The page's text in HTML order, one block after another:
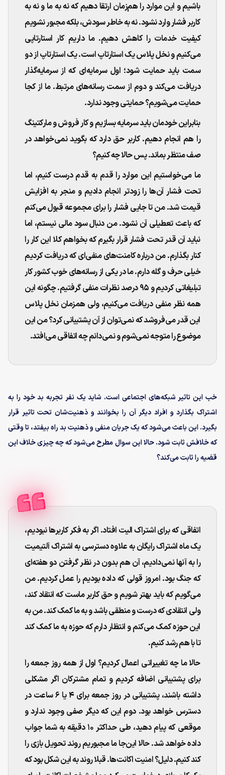
باشیم و این موارد را هم‌زمان ارتقا دهیم که نه به ما و نه به
کاربر فشار وارد نشود. نه به خاطر سودش، بلکه مجبور نشویم
کیفیت خدمات را کاهش دهیم. ما داریم کار استارتاپی
می‌کنیم و نخل پلاس یک استارتاپ است. یک استارتاپ از دو
سمت باید حمایت شود؛ اول سرمایه‌ای که از سرمایه‌گذار
دریافت می‌کند و دوم از سمت رسانه‌های مرتبط. ما از کجا
حمایت می‌شویم؟ حمایتی وجود ندارد.
بنابراین خودمان باید سرمایه بسازیم و کار فروش و مارکتینگ
را هم انجام دهیم. کاربر حق دارد که بگوید نمی‌خواهد در
صف منتظر بماند. پس حالا چه کنیم؟
ما می‌خواستیم این موارد را قدم به قدم درست کنیم، اما
تحت فشار آن‌ها را زودتر انجام دادیم و منجر به افزایش
قیمت شد. من تا جایی فشار را برای مجموعه قبول می‌کنم
که باعث تعطیلی آن نشود. من دنبال سود مالی نیستم، اما
نباید آن قدر تحت فشار قرار بگیرم که بخواهم کلا این کار را
کنار بگذارم. من درباره کامنت‌های منفی‌ای که دریافت کردیم
خیلی حرف و گله دارم. ما در یکی از رسانه‌های خوب کشور کار
تبلیغاتی کردیم و ۹۵ درصد نظرات منفی گرفتیم. چگونه این
همه نظر منفی دریافت می‌کنیم، ولی همزمان نخل پلاس
این قدر می‌فروشد که نمی‌توان از آن پشتیبانی کرد؟ من این
موضوع را متوجه نمی‌شوم و نمی‌دانم چه اتفاقی می‌افتد.
خب این تاثیر شبکه‌های اجتماعی است. شاید یک نفر تجربه بد خود را به
اشتراک بگذارد و افراد دیگر آن را بخوانند و ذهنیت‌شان تحت تاثیر قرار
بگیرد. این باعث می‌شود که یک جریان منفی و ذهنیت بد راه بیفتد، تا وقتی
که خلافش ثابت شود. حالا این سوال مطرح می‌شود که چه چیزی خلاف این
قضیه را ثابت می‌کند؟
اتفاقی که برای اشتراک الیت افتاد. اگر به فکر کاربرها نبودیم،
یک ماه اشتراک رایگان به علاوه دسترسی به اشتراک آلتیمیت
را به آنها نمی‌دادیم، آن هم بدون در نظر گرفتن دو هفته‌ای
که جنگ بود. امروز قولی که داده بودیم را عمل کردیم. من
می‌گویم که باید بهتر شویم و حق کاربر ماست که انتقاد کند،
ولی انتقادی که درست و منطقی باشد و به ما کمک کند. من به
این حوزه کمک می‌کنم و انتظار دارم که حوزه به ما کمک کند
تا با هم رشد کنیم.
حالا ما چه تغییراتی اعمال کردیم؟ اول از همه روز جمعه را
برای پشتیبانی اضافه کردیم و تمام مشترکان اگر مشکلی
داشته باشند، پشتیبانی در روز جمعه برای ۴ یا ۶ ساعت در
دسترس خواهد بود. دوم این که دیگر صفی وجود ندارد و
موقعی که پیام دهید، طی حداکثر ۱۰ دقیقه به شما جواب
داده خواهد شد. حالا این‌جا ما مجبوریم روند تحویل بازی را
کند کنیم. دلیل؟‌ امنیت اکانت‌ها. قبلا روند به این شکل بود که